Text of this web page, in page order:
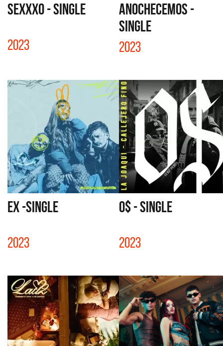
SEXXXO - SINGLE
2023
ANOCHECEMOS -
SINGLE
2023
EX -SINGLE
2023
0$ - SINGLE
2023